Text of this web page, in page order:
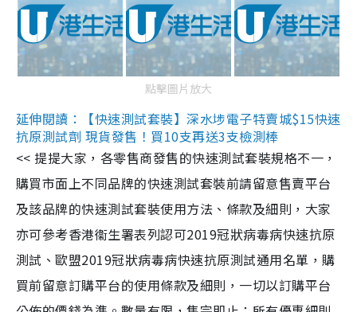
點擊圖片放大
延伸閱讀：【快速測試套裝】深水埗電子特賣城$15快速
抗原測試劑 現貨發售！買10支再送3支檢測棒
<< 提提大家，各零售商發售的快速測試套裝規格不一，
購買市面上不同品牌的快速測試套裝前請留意售賣平台
及該品牌的快速測試套裝使用方法、條款及細則，大家
亦可參考香港衞生署表列認可2019冠狀病毒病快速抗原
測試、歐盟2019冠狀病毒病快速抗原測試通用名單，購
買前留意訂購平台的使用條款及細則，一切以訂購平台